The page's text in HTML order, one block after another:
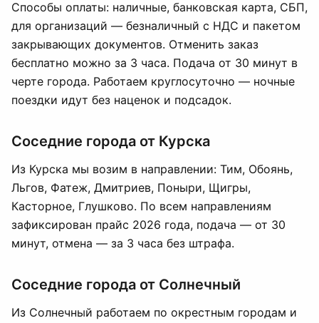
Способы оплаты: наличные, банковская карта, СБП,
для организаций — безналичный с НДС и пакетом
закрывающих документов. Отменить заказ
бесплатно можно за 3 часа. Подача от 30 минут в
черте города. Работаем круглосуточно — ночные
поездки идут без наценок и подсадок.
Соседние города от Курска
Из Курска мы возим в направлении: Тим, Обоянь,
Льгов, Фатеж, Дмитриев, Поныри, Щигры,
Касторное, Глушково. По всем направлениям
зафиксирован прайс 2026 года, подача — от 30
минут, отмена — за 3 часа без штрафа.
Соседние города от Солнечный
Из Солнечный работаем по окрестным городам и